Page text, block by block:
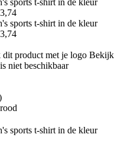
product met je logo Bekijk
niet beschikbaar